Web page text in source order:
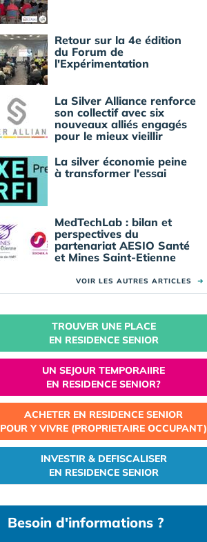
Retour sur la 4e édition
du Forum de
l'Expérimentation
La Silver Alliance renforce
son collectif avec six
nouveaux alliés engagés
pour le mieux vieillir
La silver économie peine
à transformer l'essai
MedTechLab : bilan et
perspectives du
partenariat AESIO Santé
et Mines Saint-Etienne
VOIR LES AUTRES ARTICLES ➜
TROUVER UNE PLACE
EN RESIDENCE SENIOR
UN SEJOUR TEMPORAIIRE
EN RESIDENCE SENIOR?
ACHETER EN RESIDENCE SENIOR
POUR Y VIVRE (PROPRIETAIRE OCCUPANT)
INVESTIR & DEFISCALISER
EN RESIDENCE SENIOR
Besoin d'informations ?